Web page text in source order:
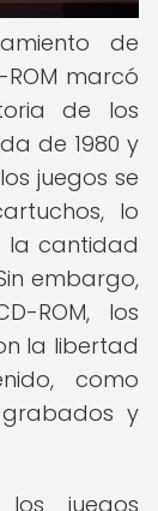
de
marcó
de los
de 1980 y
juegos se
lo
la cantidad
embargo,
ROM, los
la libertad
como
y
juegos